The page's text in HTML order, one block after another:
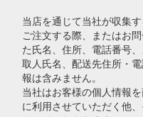
当店を通じて当社が収集
ご注文する際、またはお
た氏名、住所、電話番号
取人氏名、配送先住所・
報は含みません。
当社はお客様の個人情報
に利用させていただく他